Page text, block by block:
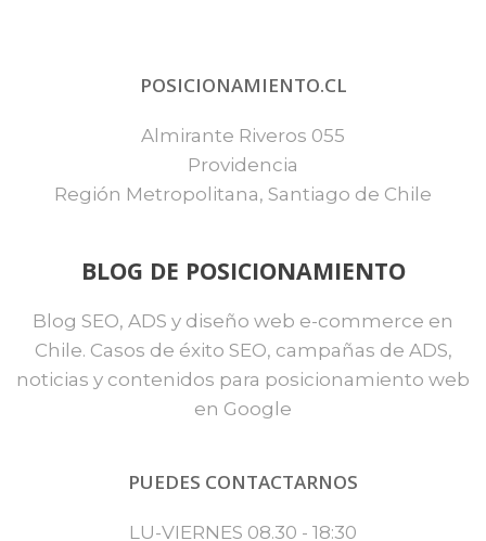
POSICIONAMIENTO.CL
Almirante Riveros 055
Providencia
Región Metropolitana, Santiago de Chile
BLOG DE POSICIONAMIENTO
Blog SEO, ADS y diseño web e-commerce en
Chile. Casos de éxito SEO, campañas de ADS,
noticias y contenidos para posicionamiento web
en Google
PUEDES CONTACTARNOS
LU-VIERNES 08.30 - 18:30